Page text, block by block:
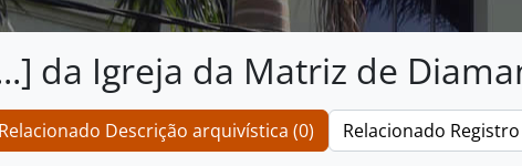
da Igreja da Matriz de
Relacionado Descrição arquivística (0) Relacionado